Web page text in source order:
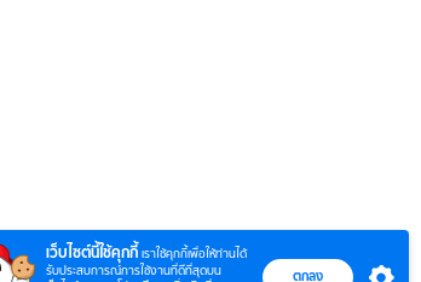
ภูตถังซาน
(พากย์ไทย) 7 ภูตถังซาน 2
(พากย์ไทย) 8 พบเ
เว็บไซต์นี้ใช้คุกกี้ เราใช้คุกกี้เพื่อให้ท่านได้
รับประสบการณ์การใช้งานที่ดีที่สุดบน
ตกลง